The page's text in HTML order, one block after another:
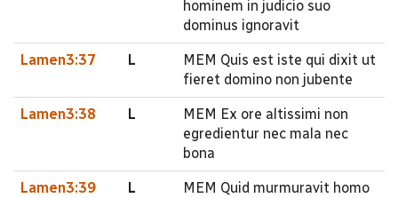
hominem in judicio suo
dominus ignoravit
Lamen3:37 L
MEM Quis est iste qui dixit ut
fieret domino non jubente
Lamen3:38 L
MEM Ex ore altissimi non
egredientur nec mala nec
bona
Lamen3:39 L
MEM Quid murmuravit homo